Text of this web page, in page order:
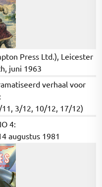
Press Ltd.), Leicester
juni 1963
verhaal voor
3/12, 10/12, 17/12)
4:
augustus 1981